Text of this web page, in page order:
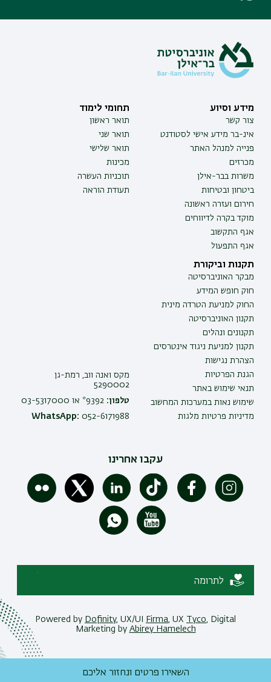
מידע וסיוע
צור קשר
אינ-בר מידע אישי לסטודנט
פנייה למנהל האתר
מכרזים
משרות בבר-אילן
ביטחון ובטיחות
חירום ועזרה ראשונה
מוקד בקרה לדיווחים
אגף התקשוב
אגף התפעול
תחומי לימוד
תואר ראשון
תואר שני
תואר שלישי
מכינות
תוכניות העשרה
תעודת הוראה
תקנות וביקורת
מבקר האוניברסיטה
חוק חופש המידע
החוק למניעת הטרדה מינית
תקנון האוניברסיטה
תקנונים ונהלים
תקנון למניעת ניגוד אינטרסים
הצהרת נגישות
הגנת הפרטיות
תנאי שימוש באתר
שימוש נאות במערכות המחשוב
מדיניות פרטיות מלגות
מקס ואנה ווב, רמת-גן
5290002
טלפון:
WhatsApp: 052-6171988
עקבו אחרינו
לתרומה
Powered by Dofinity, UX/UI Firma , UX Tyco , Digital
Marketing by Abirey Hamelech
השאירו פרטים ונחזור אליכם